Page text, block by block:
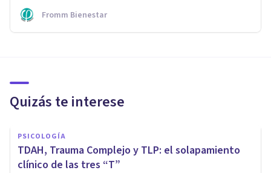
Fromm Bienestar
Quizás te interese
PSICOLOGÍA
TDAH, Trauma Complejo y TLP: el solapamiento
clínico de las tres “T”